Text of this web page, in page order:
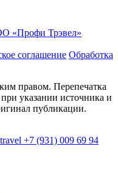
«Профи Трэвeл»
соглашение Обработка
правом. Перепечатка
указании источника и
публикации.
+7 (931) 009 69 94